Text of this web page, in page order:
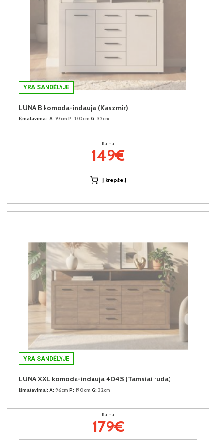
YRA SANDĖLYJE
LUNA B komoda-indauja (Kaszmir)
Išmatavimai: A: 97cm P: 120cm G: 32cm
Kaina:
149€
Į krepšelį
YRA SANDĖLYJE
LUNA XXL komoda-indauja 4D4S (Tamsiai ruda)
Išmatavimai: A: 96cm P: 190cm G: 32cm
Kaina:
179€